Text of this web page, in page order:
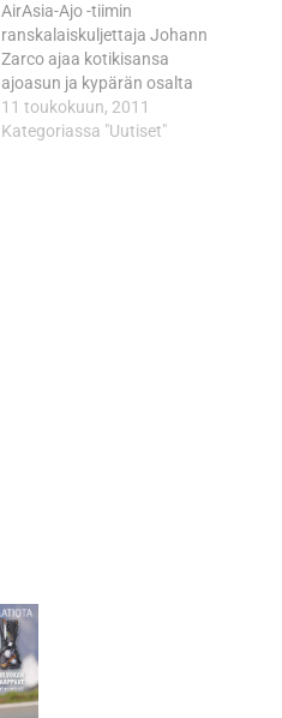
AirAsia-Ajo -tiimin
ranskalaiskuljettaja Johann
Zarco ajaa kotikisansa
ajoasun ja kypärän osalta
poikkeuksellisessa
värityksessä. Piikkiluokan
11 toukokuun, 2011
Kategoriassa "Uutiset"